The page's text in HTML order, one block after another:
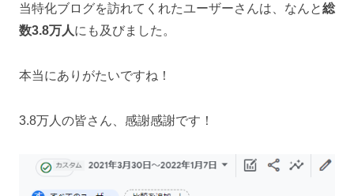
当特化ブログを訪れてくれたユーザーさんは、なんと総
数3.8万人にも及びました。
本当にありがたいですね！
3.8万人の皆さん、感謝感謝です！